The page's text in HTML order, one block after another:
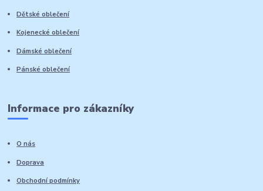
Dětské oblečení
Kojenecké oblečení
Dámské oblečení
Pánské oblečení
Informace pro zákazníky
O nás
Doprava
Obchodní podmínky